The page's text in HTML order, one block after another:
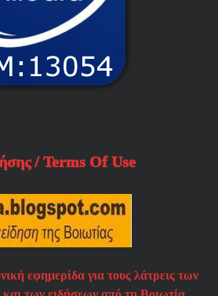
/ Terms Of Use
εφημερίδα για τους λάτρεις των